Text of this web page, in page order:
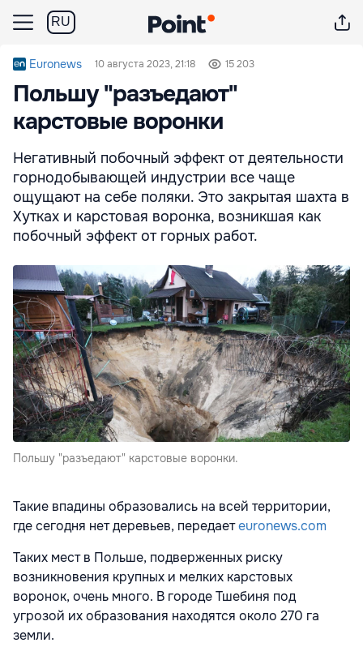
RU
Euronews 10 августа 2023, 21:18 15 203
Польшу "разъедают"
карстовые воронки
Негативный побочный эффект от деятельности
горнодобывающей индустрии все чаще
ощущают на себе поляки. Это закрытая шахта в
Хутках и карстовая воронка, возникшая как
побочный эффект от горных работ.
Польшу "разъедают" карстовые воронки.
Такие впадины образовались на всей территории,
где сегодня нет деревьев, передаетeuronews.com
Таких мест в Польше, подверженных риску
возникновения крупных и мелких карстовых
воронок, очень много. В городе Тшебиня под
угрозой их образования находятся около 270 га
земли.